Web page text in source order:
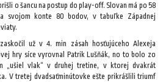
o šancu na postup do play-off. Slovan má po 58
svojom konte 80 bodov, v tabuľke Západnej
už v 4. min zásah hosťujúceho Alexeja
hry síce vyrovnal Patrik Lušňák, no to bolo zo
„ušiel vlak“ v druhej tretine, v ktorej dvakrát
V tretej dvadsaťminútovke ešte prikrášlili triumf